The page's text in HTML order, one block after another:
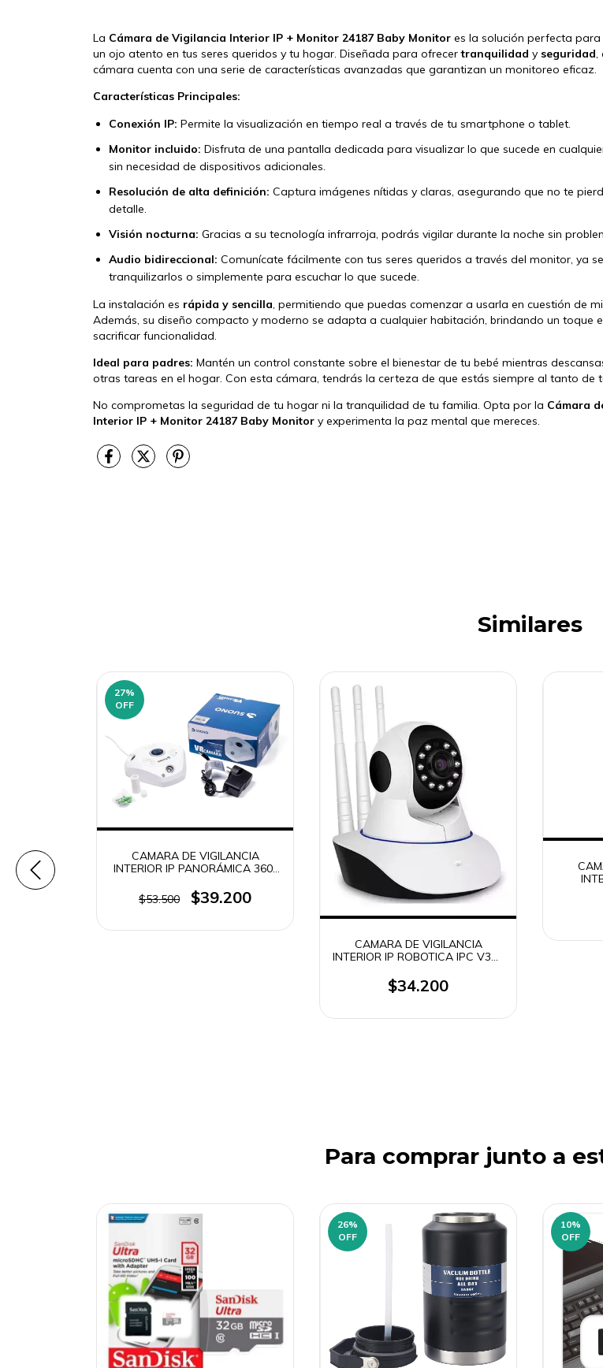
La Cámara de Vigilancia Interior IP + Monitor 24187 Baby Monitor es la solución perfecta
un ojo atento en tus seres queridos y tu hogar. Diseñada para ofrecertranquilidad y seguridad,
cámara cuenta con una serie de características avanzadas que garantizan un monitoreo eficaz.
Características Principales:
Conexión IP: Permite la visualización en tiempo real a través de tu smartphone o tablet.
Monitor incluido: Disfruta de una pantalla dedicada para visualizar lo que sucede en
sin necesidad de dispositivos adicionales.
Resolución de alta definición: Captura imágenes nítidas y claras, asegurando que no te
detalle.
Visión nocturna: Gracias a su tecnología infrarroja, podrás vigilar durante la noche sin
Audio bidireccional: Comunícate fácilmente con tus seres queridos a través del monitor, ya
tranquilizarlos o simplemente para escuchar lo que sucede.
La instalación es rápida y sencilla, permitiendo que puedas comenzar a usarla en cuestión de
Además, su diseño compacto y moderno se adapta a cualquier habitación, brindando un toque
sacrificar funcionalidad.
Ideal para padres: Mantén un control constante sobre el bienestar de tu bebé mientras
otras tareas en el hogar. Con esta cámara, tendrás la certeza de que estás siempre al tanto de
No comprometas la seguridad de tu hogar ni la tranquilidad de tu familia. Opta por la Cámara
Interior IP + Monitor 24187 Baby Monitor y experimenta la paz mental que mereces.
Similares
27%
OFF
CAMARA DE VIGILANCIA
INTERIOR IP PANORÁMICA 360°
$53.500
$39.200
CAMARA DE VIGILANCIA
INTERIOR IP ROBOTICA IPC V380
$34.200
Para comprar junto a
26%
OFF
10%
OFF